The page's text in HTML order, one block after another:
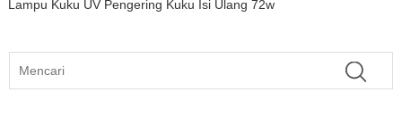
Lampu Kuku UV Pengering Kuku Isi Ulang 72w